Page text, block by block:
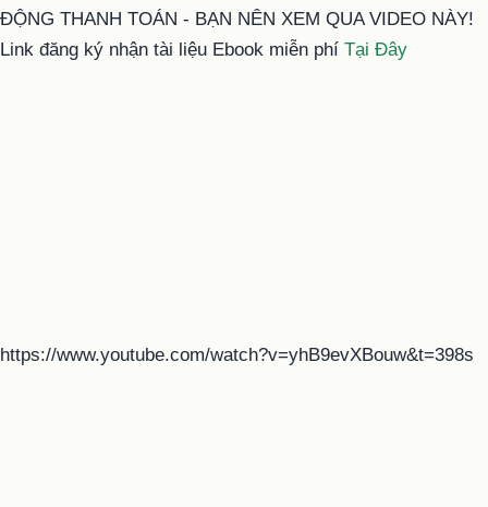
ĐỘNG THANH TOÁN - BẠN NÊN XEM QUA VIDEO NÀY!
Link đăng ký nhận tài liệu Ebook miễn phí Tại Đây
https://www.youtube.com/watch?v=yhB9evXBouw&t=398s